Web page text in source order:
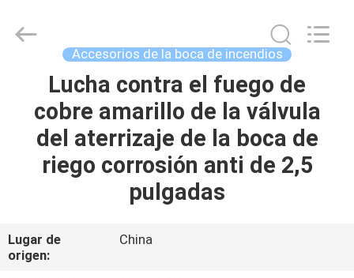
HOGAR
PRODUCTOS
VIDEOS
SOBRE
NOSOTROS
& Equipment
Accesorios de la boca de incendios
Lucha contra el fuego de
cobre amarillo de la válvula
del aterrizaje de la boca de
riego corrosión anti de 2,5
pulgadas
Lugar de
origen:
China